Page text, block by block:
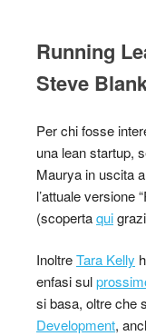
Running
Steve
Per chi fosse
una lean startup,
Maurya in uscita
l’attuale versione
(scopertaqui
InoltreTara Kelly
enfasi sul
si basa, oltre che
Development,